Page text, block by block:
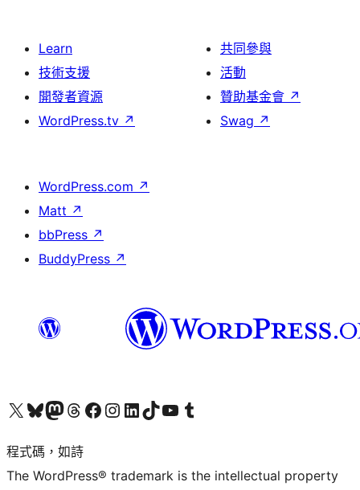
Learn
技術支援
開發者資源
WordPress.tv ↗
共同參與
活動
贊助基金會 ↗
Swag ↗
WordPress.com ↗
Matt ↗
bbPress ↗
BuddyPress ↗
查看我們的 X (之前的 Twitter) 帳號造訪我們的 Bluesky 帳號造訪我們的 Mastodon 帳號造訪我們的 Threads 帳號 造訪我們的 Facebook 粉絲專頁Visit our Instagram account
Visit our LinkedIn account
造訪我們的 TikTok 帳號Visit our YouTube channel
造訪我們的 Tumblr 帳號
程式碼，如詩
The WordPress® trademark is the intellectual property